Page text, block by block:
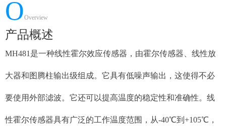
OOverview
产品概述
MH481是一种线性霍尔效应传感器，由霍尔传感器、线性放
大器和图腾柱输出级组成。它具有低噪声输出，这使得不必
要使用外部滤波。它还可以提高温度的稳定性和准确性。线
性霍尔传感器具有广泛的工作温度范围，从-40℃到+105℃，